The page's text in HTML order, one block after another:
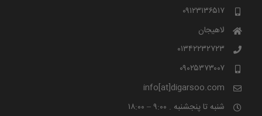
۰۹۱۲۳۱۳۶۵۱۷
لاهیجان
۰۱۳۴۲۲۳۲۷۲۳
۰۹۰۲۵۳۷۳۰۰۷
info[at]digarsoo.com
شنبه تا پنجشنبه . ۹:۰۰ – ۱۸:۰۰